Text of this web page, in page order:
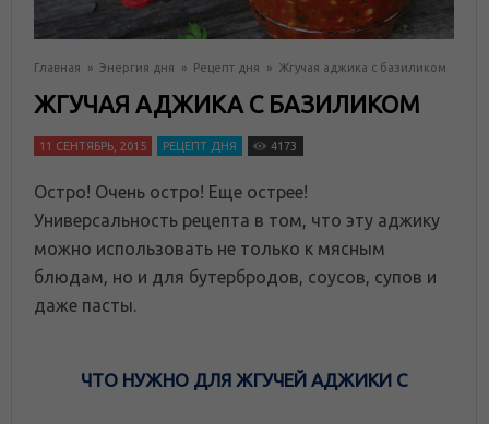
Главная » Энергия дня » Рецепт дня » Жгучая аджика с базиликом
ЖГУЧАЯ АДЖИКА С БАЗИЛИКОМ
11 СЕНТЯБРЬ, 2015 РЕЦЕПТ ДНЯ 4173
Остро! Очень остро! Еще острее!
Универсальность рецепта в том, что эту аджику
можно использовать не только к мясным
блюдам, но и для бутербродов, соусов, супов и
даже пасты.
ЧТО НУЖНО ДЛЯ ЖГУЧЕЙ АДЖИКИ С